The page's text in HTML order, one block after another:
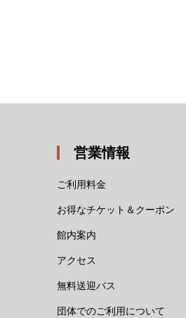
営業情報
ご利用料金
お得なチケット＆クーポン
館内案内
アクセス
無料送迎バス
団体でのご利用について